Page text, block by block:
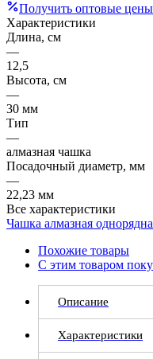
Получить оптовые цены
Характеристики
Длина, см
—
12,5
Высота, см
—
30 мм
Тип
—
алмазная чашка
Посадочный диаметр, мм
—
22,23 мм
Все характеристики
Чашка алмазная
Похожие товары
С этим товаром
Описание
Характеристики